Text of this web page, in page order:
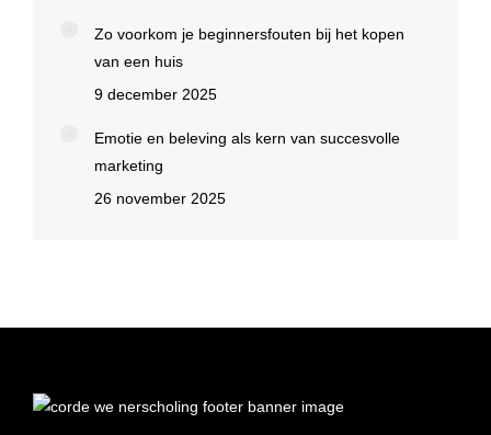
Zo voorkom je beginnersfouten bij het kopen
van een huis
9 december 2025
Emotie en beleving als kern van succesvolle
marketing
26 november 2025